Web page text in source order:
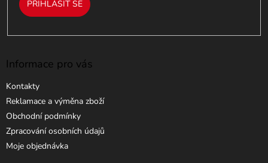
PŘIHLÁSIT SE
Informace pro vás
Kontakty
Reklamace a výměna zboží
Obchodní podmínky
Zpracování osobních údajů
Moje objednávka